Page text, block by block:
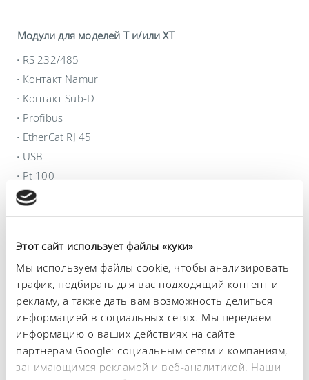
Этот сайт использует файлы «куки»
Мы используем файлы cookie, чтобы анализировать
трафик, подбирать для вас подходящий контент и
рекламу, а также дать вам возможность делиться
информацией в социальных сетях. Мы передаем
информацию о ваших действиях на сайте
партнерам Google: социальным сетям и компаниям,
занимающимся рекламой и веб-аналитикой. Наши
Модули для моделей T и/или XT
RS 232/485
Контакт Namur
Контакт Sub-D
Profibus
EtherCat RJ 45
USB
Pt 100
Аналоговый
Ethernet
Обзор разных модулей интерфейса вы найдете в
разделе
Аксессуары.